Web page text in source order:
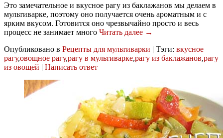
Это замечательное и вкусное рагу из баклажанов мы делаем в
мультиварке, поэтому оно получается очень ароматным и с
ярким вкусом. Готовится оно чрезвычайно просто и весь
процесс не занимает много Читать далее →
Опубликовано в Рецепты для мультиварки | Тэги: вкусное
рагу,овощное рагу,рагу в мультиварке,рагу из баклажанов,рагу
из овощей | Написать ответ